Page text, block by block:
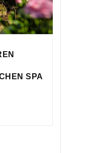
SPA